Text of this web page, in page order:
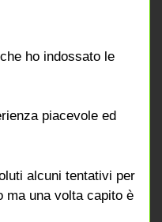
ho indossato le
piacevole ed
alcuni tentativi per
ma una volta capito è